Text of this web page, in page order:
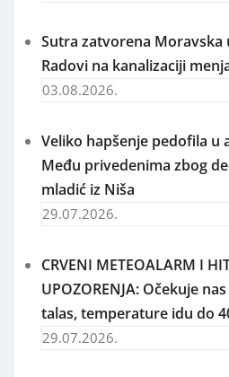
Sutra zatvorena Moravska
Radovi na kanalizaciji
03.08.2026.
Veliko hapšenje pedofila u
Među privedenima zbog
mladić iz Niša
29.07.2026.
CRVENI METEOALARM I
UPOZORENJA: Očekuje
talas, temperature idu do
29.07.2026.